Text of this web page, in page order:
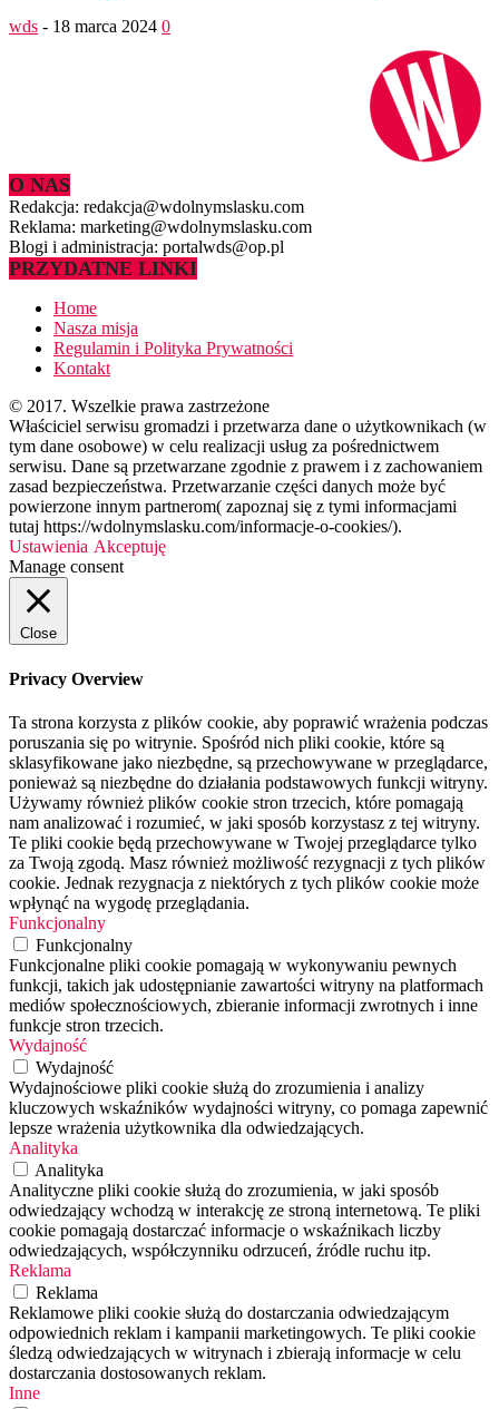
wds - 18 marca 2024 0
O NAS
Redakcja: redakcja@wdolnymslasku.com
Reklama: marketing@wdolnymslasku.com
Blogi i administracja: portalwds@op.pl
PRZYDATNE LINKI
Home
Nasza misja
Regulamin i Polityka Prywatności
Kontakt
© 2017. Wszelkie prawa zastrzeżone
Właściciel serwisu gromadzi i przetwarza dane o użytkownikach (w
tym dane osobowe) w celu realizacji usług za pośrednictwem
serwisu. Dane są przetwarzane zgodnie z prawem i z zachowaniem
zasad bezpieczeństwa. Przetwarzanie części danych może być
powierzone innym partnerom( zapoznaj się z tymi informacjami
tutaj https://wdolnymslasku.com/informacje-o-cookies/).
Ustawienia Akceptuję
Manage consent
Close
Privacy Overview
Ta strona korzysta z plików cookie, aby poprawić wrażenia podczas
poruszania się po witrynie. Spośród nich pliki cookie, które są
sklasyfikowane jako niezbędne, są przechowywane w przeglądarce,
ponieważ są niezbędne do działania podstawowych funkcji witryny.
Używamy również plików cookie stron trzecich, które pomagają
nam analizować i rozumieć, w jaki sposób korzystasz z tej witryny.
Te pliki cookie będą przechowywane w Twojej przeglądarce tylko
za Twoją zgodą. Masz również możliwość rezygnacji z tych plików
cookie. Jednak rezygnacja z niektórych z tych plików cookie może
wpłynąć na wygodę przeglądania.
Funkcjonalny
Funkcjonalny
Funkcjonalne pliki cookie pomagają w wykonywaniu pewnych
funkcji, takich jak udostępnianie zawartości witryny na platformach
mediów społecznościowych, zbieranie informacji zwrotnych i inne
funkcje stron trzecich.
Wydajność
Wydajność
Wydajnościowe pliki cookie służą do zrozumienia i analizy
kluczowych wskaźników wydajności witryny, co pomaga zapewnić
lepsze wrażenia użytkownika dla odwiedzających.
Analityka
Analityka
Analityczne pliki cookie służą do zrozumienia, w jaki sposób
odwiedzający wchodzą w interakcję ze stroną internetową. Te pliki
cookie pomagają dostarczać informacje o wskaźnikach liczby
odwiedzających, współczynniku odrzuceń, źródle ruchu itp.
Reklama
Reklama
Reklamowe pliki cookie służą do dostarczania odwiedzającym
odpowiednich reklam i kampanii marketingowych. Te pliki cookie
śledzą odwiedzających w witrynach i zbierają informacje w celu
dostarczania dostosowanych reklam.
Inne